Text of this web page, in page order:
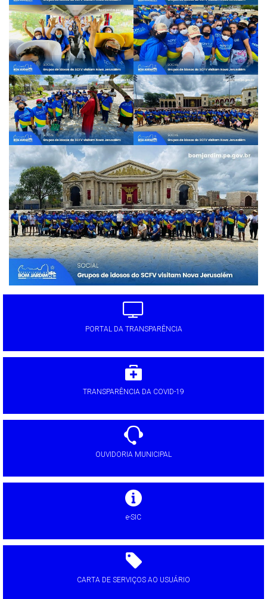
PORTAL DA TRANSPARÊNCIA
TRANSPARÊNCIA DA COVID-19
OUVIDORIA MUNICIPAL
e-SIC
CARTA DE SERVIÇOS AO USUÁRIO